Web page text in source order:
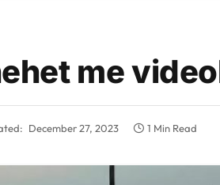
me
December 27, 2023 1 Min Read